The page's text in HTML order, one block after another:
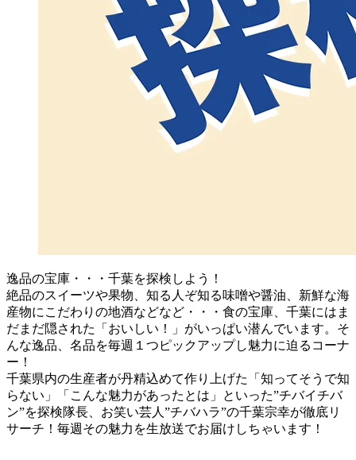
逸品の宝庫・・・千葉を探検しよう！
絶品のスイーツや果物、知る人ぞ知る味噌や醤油、新鮮な海
産物にこだわりの地酒などなど・・・食の宝庫、千葉にはま
だまだ隠された「おいしい！」がいっぱい潜んでいます。そ
んな逸品、名品を毎週１つピックアップし魅力に迫るコーナ
ー！
千葉県内の生産者が丹精込めて作り上げた「知ってそうで知
らない」「こんな魅力があったとは」といった”チバイチバ
ン”を探検隊長、お笑い芸人”チバハラ”の千葉宗幸が徹底リ
サーチ！毎週その魅力を生放送でお届けしちゃいます！